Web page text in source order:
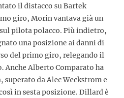
il distacco su Bartek
giro, Morin vantava già un
pilota polacco. Più indietro,
una posizione ai danni di
del primo giro, relegando il
Anche Alberto Comparato ha
da Alec Weckstrom e
in sesta posizione. Dillard è